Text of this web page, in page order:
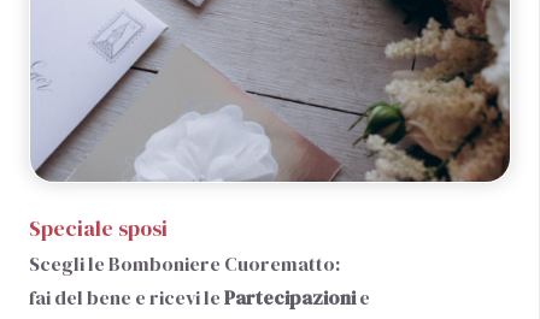
Speciale sposi
Scegli le Bomboniere Cuorematto:
fai del bene e ricevi lePartecipazionie